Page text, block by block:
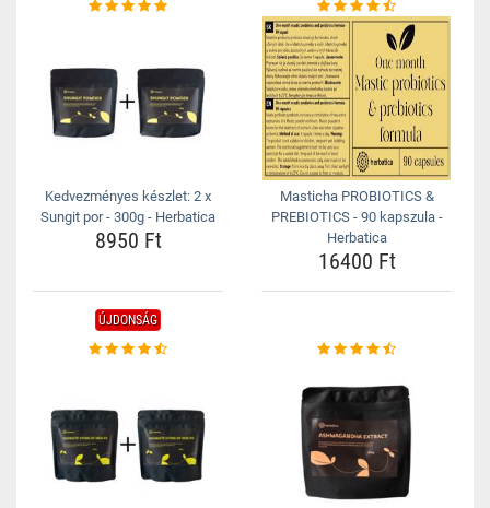
Kedvezményes készlet: 2 x
Sungit por - 300g - Herbatica
8950 Ft
Masticha PROBIOTICS &
PREBIOTICS - 90 kapszula -
Herbatica
16400 Ft
ÚJDONSÁG